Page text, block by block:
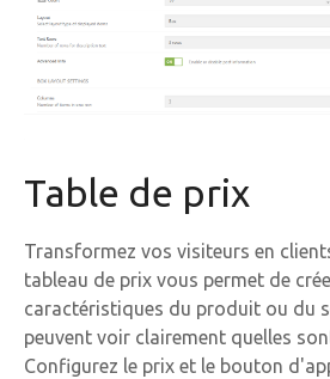
Table de prix
Transformez vos visiteurs en
tableau de prix vous permet de
caractéristiques du produit ou du
peuvent voir clairement quelles
Configurez le prix et le bouton